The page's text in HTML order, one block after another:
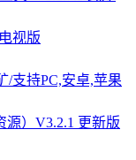
视版
/支持PC,安卓,苹果
源）V3.2.1 更新版